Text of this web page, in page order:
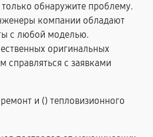
обнаружите проблему.
компании обладают
с любой моделью.
оригинальных
справляться с заявками
и () тепловизионного